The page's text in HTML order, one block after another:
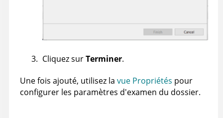
Cliquez surTerminer.
Une fois ajouté, utilisez la vue Propriétés pour
configurer les paramètres d'examen du dossier.